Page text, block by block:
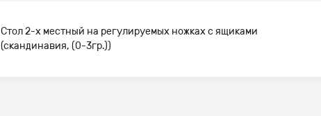
Стол 2-х местный на регулируемых ножках с ящиками
(скандинавия, (0-3гр.))